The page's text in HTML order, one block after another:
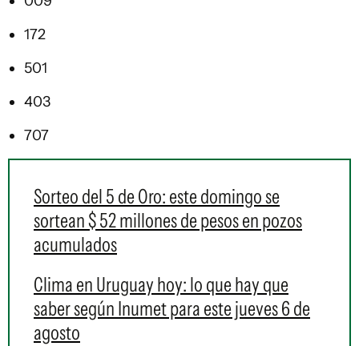
172
501
403
707
Sorteo del 5 de Oro: este domingo se
sortean $ 52 millones de pesos en pozos
acumulados
Clima en Uruguay hoy: lo que hay que
saber según Inumet para este jueves 6 de
agosto